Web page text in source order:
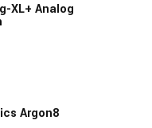
XL+ Analog
Argon8
Argon8